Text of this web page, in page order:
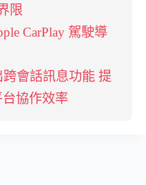
限
CarPlay 駕駛導
跨會話訊息功能 提
台協作效率